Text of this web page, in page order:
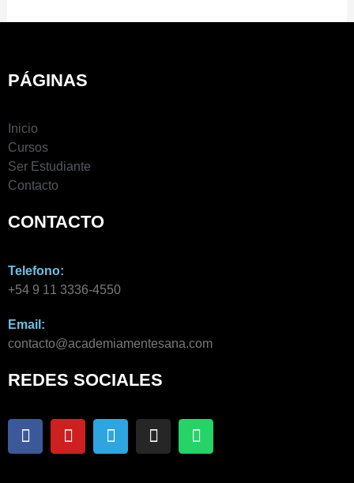
PÁGINAS
Inicio
Cursos
Ser Estudiante
Contacto
CONTACTO
Telefono:
+54 9 11 3336-4550​
Email:
contacto@academiamentesana.com​
REDES SOCIALES
F
a
Y
o
T
e
I
n
W
h